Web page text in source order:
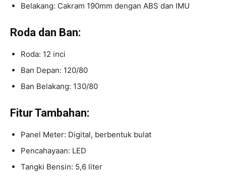
Belakang: Cakram 190mm dengan ABS dan IMU
Roda dan Ban:
Roda: 12 inci
Ban Depan: 120/80
Ban Belakang: 130/80
Fitur Tambahan:
Panel Meter: Digital, berbentuk bulat
Pencahayaan: LED
Tangki Bensin: 5,6 liter